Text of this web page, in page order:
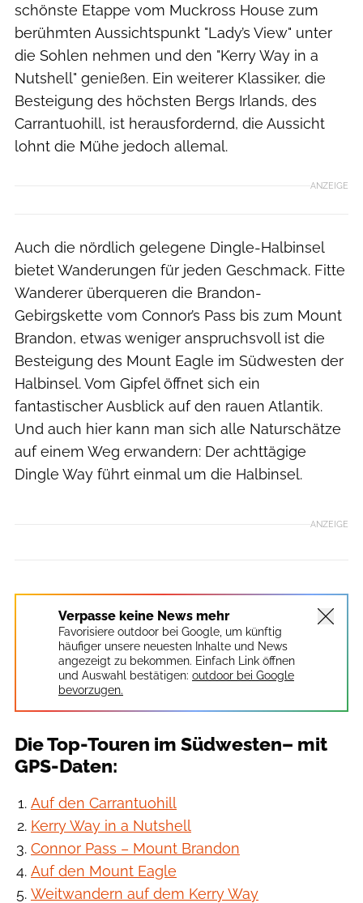
schönste Etappe vom Muckross House zum
berühmten Aussichtspunkt "Lady’s View" unter
die Sohlen nehmen und den "Kerry Way in a
Nutshell" genießen. Ein weiterer Klassiker, die
Besteigung des höchsten Bergs Irlands, des
Carrantuohill, ist herausfordernd, die Aussicht
lohnt die Mühe jedoch allemal.
ANZEIGE
Auch die nördlich gelegene Dingle-Halbinsel
bietet Wanderungen für jeden Geschmack. Fitte
Wanderer überqueren die Brandon-
Gebirgskette vom Connor’s Pass bis zum Mount
Brandon, etwas weniger anspruchsvoll ist die
Besteigung des Mount Eagle im Südwesten der
Halbinsel. Vom Gipfel öffnet sich ein
fantastischer Ausblick auf den rauen Atlantik.
Und auch hier kann man sich alle Naturschätze
auf einem Weg erwandern: Der achttägige
Dingle Way führt einmal um die Halbinsel.
ANZEIGE
Verpasse keine News mehr
Favorisiere outdoor bei Google, um künftig
häufiger unsere neuesten Inhalte und News
angezeigt zu bekommen. Einfach Link öffnen
und Auswahl bestätigen: outdoor bei Google
bevorzugen.
Die Top-Touren im Südwesten– mit
GPS-Daten:
Auf den Carrantuohill
Kerry Way in a Nutshell
Connor Pass – Mount Brandon
Auf den Mount Eagle
Weitwandern auf dem Kerry Way